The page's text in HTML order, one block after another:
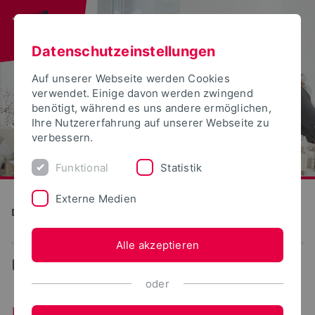
Detmolder Schule für Gestaltung
... Projekte
Datenschutzeinstellungen
Auf unserer Webseite werden Cookies
verwendet. Einige davon werden zwingend
benötigt, während es uns andere ermöglichen,
Ihre Nutzererfahrung auf unserer Webseite zu
verbessern.
Funktional Statistik
Externe Medien
Alle akzeptieren
oder